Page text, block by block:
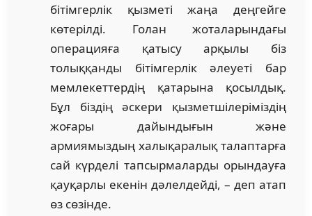
бітімгерлік қызметі жаңа деңгейге
көтерілді. Голан жоталарындағы
операцияға қатысу арқылы біз
толыққанды бітімгерлік әлеуеті бар
мемлекеттердің қатарына қосылдық.
Бұл біздің әскери қызметшілеріміздің
жоғары дайындығын және
армиямыздың халықаралық талаптарға
сай күрделі тапсырмаларды орындауға
қауқарлы екенін дәлелдейді, – деп атап
өз сөзінде.